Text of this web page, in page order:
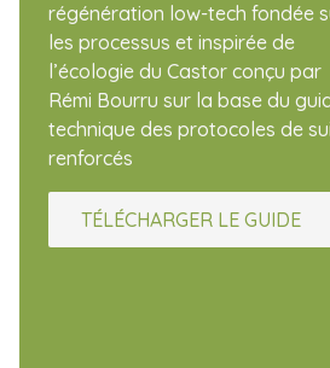
régénération low-tech fondée
les processus et inspirée de
l’écologie du Castor conçu par
Rémi Bourru sur la base du
technique des protocoles de
renforcés
TÉLÉCHARGER LE GUIDE